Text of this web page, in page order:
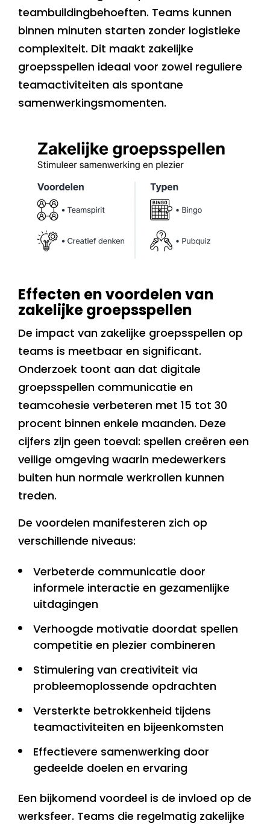
teambuildingbehoeften. Teams kunnen
binnen minuten starten zonder logistieke
complexiteit. Dit maakt zakelijke
groepsspellen ideaal voor zowel reguliere
teamactiviteiten als spontane
samenwerkingsmomenten.
Effecten en voordelen van
zakelijke groepsspellen
De impact van zakelijke groepsspellen op
teams is meetbaar en significant.
Onderzoek toont aan dat digitale
groepsspellen communicatie en
teamcohesie verbeteren met 15 tot 30
procent binnen enkele maanden. Deze
cijfers zijn geen toeval: spellen creëren een
veilige omgeving waarin medewerkers
buiten hun normale werkrollen kunnen
treden.
De voordelen manifesteren zich op
verschillende niveaus:
Verbeterde communicatie door
informele interactie en gezamenlijke
uitdagingen
Verhoogde motivatie doordat spellen
competitie en plezier combineren
Stimulering van creativiteit via
probleemoplossende opdrachten
Versterkte betrokkenheid tijdens
teamactiviteiten en bijeenkomsten
Effectievere samenwerking door
gedeelde doelen en ervaring
Een bijkomend voordeel is de invloed op de
werksfeer. Teams die regelmatig zakelijke